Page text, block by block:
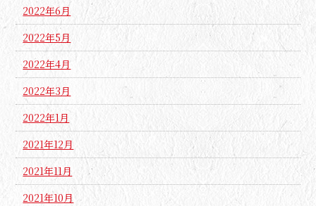
2022年6月
2022年5月
2022年4月
2022年3月
2022年1月
2021年12月
2021年11月
2021年10月